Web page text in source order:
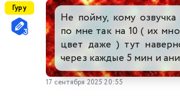
Гуру
Не пойму, кому озвучка
по мне так на 10 ( их
цвет даже ) тут
через каждые 5 мин и
17 сентября 2025 20:55